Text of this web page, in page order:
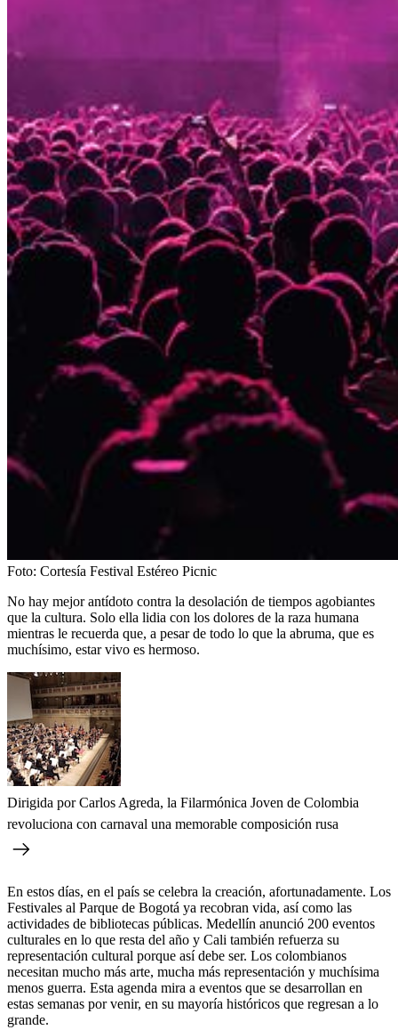
Foto: Cortesía Festival Estéreo Picnic
No hay mejor antídoto contra la desolación de tiempos agobiantes
que la cultura. Solo ella lidia con los dolores de la raza humana
mientras le recuerda que, a pesar de todo lo que la abruma, que es
muchísimo, estar vivo es hermoso.
Dirigida por Carlos Agreda, la Filarmónica Joven de Colombia
revoluciona con carnaval una memorable composición rusa
En estos días, en el país se celebra la creación, afortunadamente. Los
Festivales al Parque de Bogotá ya recobran vida, así como las
actividades de bibliotecas públicas. Medellín anunció 200 eventos
culturales en lo que resta del año y Cali también refuerza su
representación cultural porque así debe ser. Los colombianos
necesitan mucho más arte, mucha más representación y muchísima
menos guerra. Esta agenda mira a eventos que se desarrollan en
estas semanas por venir, en su mayoría históricos que regresan a lo
grande.